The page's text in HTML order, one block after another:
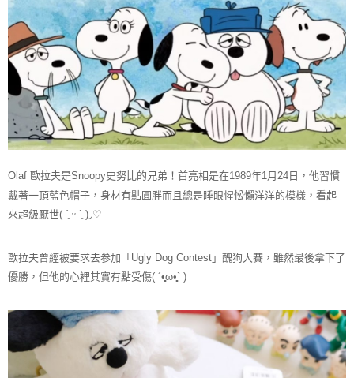
後付繳納相關費用。
※ 交易是否成功請以「AFTEE先享後付 」之結帳頁面顯示為準，若有關於
是否繳費成功／繳費後需取消欲退款等相關疑問，請聯繫「AFTEE先享後付
客戶支援中心」
https://netprotections.freshdesk.com/support/home
【注意事項】
１．透過由恩沛科技股份有限公司提供之「AFTEE先享後付」服務完成之交
易，需依本服務之必要範圍內提供個人資料，並將交易相關給付款項請求債
權轉讓予恩沛科技股份有限公司。
２．關於個人資料處理事宜，請瀏覽以下網址：
https://aftee.tw/terms/#terms3
「AFTEE先享後付」，若未經同意申辦者引起之損失，本公司不負相關責
任。
時審查核予不同之上限額度；若仍有額度不足之情形，本公司將視審查結果
恩沛科技股份有限公司將有權停止該用戶之使用額度並採取法律行動。
付款後7-11取貨
每筆NT$70，滿NT$899(含以上)免運費
宅配
每筆NT$80，滿NT$899(含以上)免運費
國家/地區配送 查看運費
Olaf 歐拉夫是Snoopy史努比的兄弟！首亮相是在1989年1月24日，他習慣
戴著一頂藍色帽子，身材有點圓胖而且總是睡眼惺忪懶洋洋的模樣，看起
來超級厭世( ´͈ ᵕ `͈ )◞♡
歐拉夫曾經被要求去参加「Ugly Dog Contest」醜狗大賽，雖然最後拿下了
優勝，但他的心裡其實有點受傷( ´•̥̥̥ω•̥̥̥` )